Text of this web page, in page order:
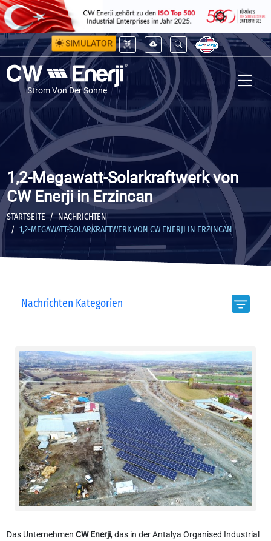
SIMULATOR
Strom Von Der Sonne
1,2-Megawatt-Solarkraftwerk von
CW Enerji in Erzincan
STARTSEITE
NACHRICHTEN
1,2-MEGAWATT-SOLARKRAFTWERK VON CW ENERJI IN ERZINCAN
Nachrichten Kategorien
Das Unternehmen CW Enerji, das in der Antalya Organised Industrial